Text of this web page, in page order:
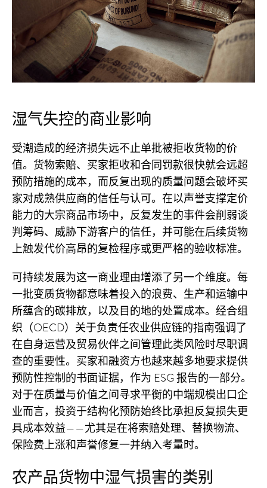
湿气失控的商业影响
受潮造成的经济损失远不止单批被拒收货物的价
值。货物索赔、买家拒收和合同罚款很快就会远超
预防措施的成本，而反复出现的质量问题会破坏买
家对成熟供应商的信任与认可。在以声誉支撑定价
能力的大宗商品市场中，反复发生的事件会削弱谈
判筹码、威胁下游客户的信任，并可能在后续货物
上触发代价高昂的复检程序或更严格的验收标准。
可持续发展为这一商业理由增添了另一个维度。每
一批变质货物都意味着投入的浪费、生产和运输中
所蕴含的碳排放，以及目的地的处置成本。经合组
织（OECD）关于负责任农业供应链的指南强调了
在自身运营及贸易伙伴之间管理此类风险时尽职调
查的重要性。买家和融资方也越来越多地要求提供
预防性控制的书面证据，作为 ESG 报告的一部分。
对于在质量与价值之间寻求平衡的中端规模出口企
业而言，投资于结构化预防始终比承担反复损失更
具成本效益——尤其是在将索赔处理、替换物流、
保险费上涨和声誉修复一并纳入考量时。
农产品货物中湿气损害的类别